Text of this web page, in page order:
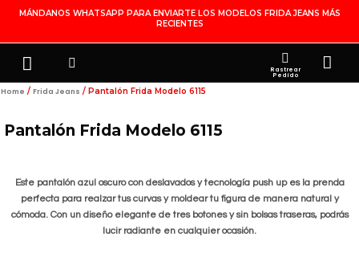
Contenido
MÁNDANOS WHATSAPP PARA ENVIARTE LOS MODELOS FRIDA JEANS MÁS
RECIENTES
MenuSearch Rastrear
Pedido
Home / Frida Jeans / Pantalón Frida Modelo 6115
Pantalón Frida Modelo 6115
Este pantalón azul oscuro con deslavados y tecnología push up es la prenda
perfecta para realzar tus curvas y moldear tu figura de manera natural y
cómoda. Con un diseño elegante de tres botones y sin bolsas traseras, podrás
lucir radiante en cualquier ocasión.